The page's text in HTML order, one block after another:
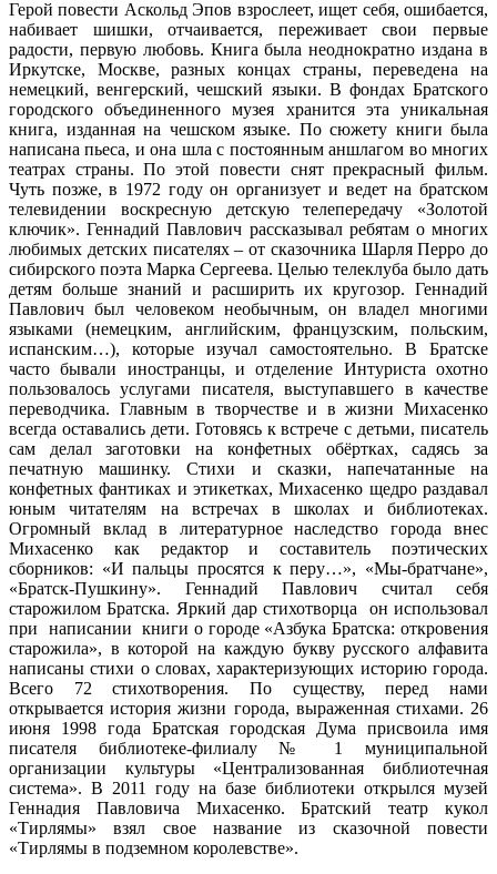
Герой повести Аскольд Эпов взрослеет, ищет себя, ошибается,
набивает шишки, отчаивается, переживает свои первые
радости, первую любовь. Книга была неоднократно издана в
Иркутске, Москве, разных концах страны, переведена на
немецкий, венгерский, чешский языки. В фондах Братского
городского объединенного музея хранится эта уникальная
книга, изданная на чешском языке. По сюжету книги была
написана пьеса, и она шла с постоянным аншлагом во многих
театрах страны. По этой повести снят прекрасный фильм.
Чуть позже, в 1972 году он организует и ведет на братском
телевидении воскресную детскую телепередачу «Золотой
ключик». Геннадий Павлович рассказывал ребятам о многих
любимых детских писателях – от сказочника Шарля Перро до
сибирского поэта Марка Сергеева. Целью телеклуба было дать
детям больше знаний и расширить их кругозор. Геннадий
Павлович был человеком необычным, он владел многими
языками (немецким, английским, французским, польским,
испанским…), которые изучал самостоятельно. В Братске
часто бывали иностранцы, и отделение Интуриста охотно
пользовалось услугами писателя, выступавшего в качестве
переводчика. Главным в творчестве и в жизни Михасенко
всегда оставались дети. Готовясь к встрече с детьми, писатель
сам делал заготовки на конфетных обёртках, садясь за
печатную машинку. Стихи и сказки, напечатанные на
конфетных фантиках и этикетках, Михасенко щедро раздавал
юным читателям на встречах в школах и библиотеках.
Огромный вклад в литературное наследство города внес
Михасенко как редактор и составитель поэтических
сборников: «И пальцы просятся к перу…», «Мы-братчане»,
«Братск-Пушкину». Геннадий Павлович считал себя
старожилом Братска. Яркий дар стихотворца он использовал
при написании книги о городе «Азбука Братска: откровения
старожила», в которой на каждую букву русского алфавита
написаны стихи о словах, характеризующих историю города.
Всего 72 стихотворения. По существу, перед нами
открывается история жизни города, выраженная стихами. 26
июня 1998 года Братская городская Дума присвоила имя
писателя библиотеке-филиалу № 1 муниципальной
организации культуры «Централизованная библиотечная
система». В 2011 году на базе библиотеки открылся музей
Геннадия Павловича Михасенко. Братский театр кукол
«Тирлямы» взял свое название из сказочной повести
«Тирлямы в подземном королевстве».